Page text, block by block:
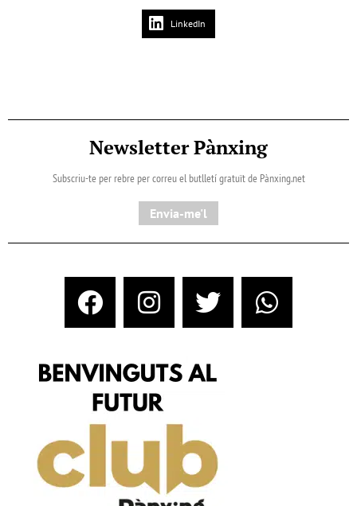
LinkedIn
Newsletter Pànxing
Subscriu-te per rebre per correu el butlletí gratuït de Pànxing.net​
Envia-me'l